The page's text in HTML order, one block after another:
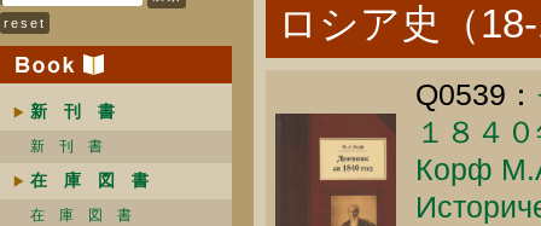
新 刊 書
新 刊 書
在 庫 図 書
在 庫 図 書
ロシア史（
Q0539：
１８４
Корф